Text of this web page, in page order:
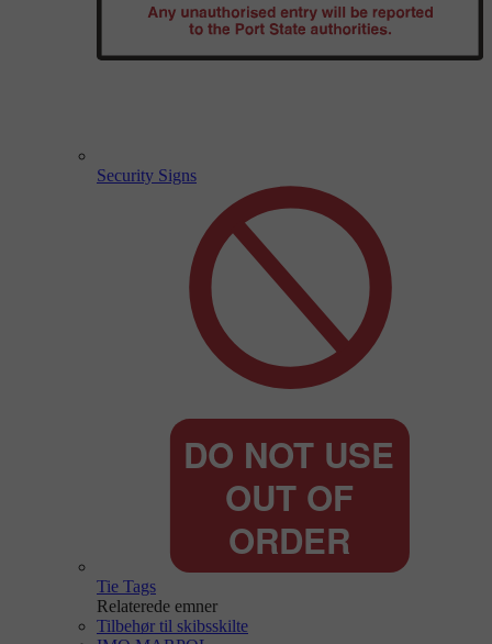
Security Signs
Tie Tags
Relaterede emner
Tilbehør til skibsskilte